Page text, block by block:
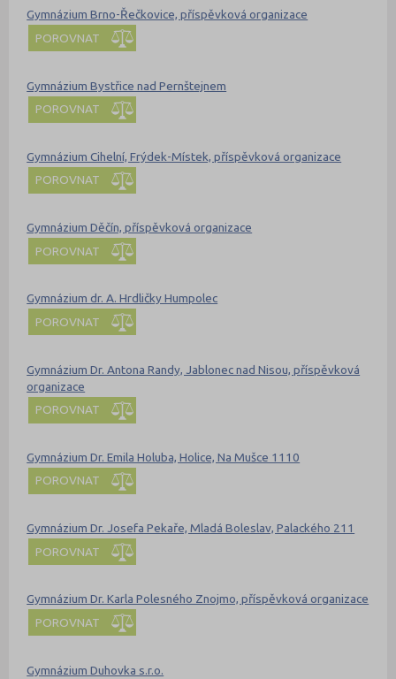
Gymnázium Brno-Řečkovice, příspěvková organizace
POROVNAT
Gymnázium Bystřice nad Pernštejnem
POROVNAT
Gymnázium Cihelní, Frýdek-Místek, příspěvková organizace
POROVNAT
Gymnázium Děčín, příspěvková organizace
POROVNAT
Gymnázium dr. A. Hrdličky Humpolec
POROVNAT
Gymnázium Dr. Antona Randy, Jablonec nad Nisou, příspěvková
organizace
POROVNAT
Gymnázium Dr. Emila Holuba, Holice, Na Mušce 1110
POROVNAT
Gymnázium Dr. Josefa Pekaře, Mladá Boleslav, Palackého 211
POROVNAT
Gymnázium Dr. Karla Polesného Znojmo, příspěvková organizace
POROVNAT
Gymnázium Duhovka s.r.o.